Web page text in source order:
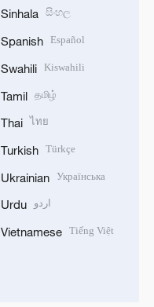
Sinhala සිංහල
Spanish Español
Swahili Kiswahili
Tamil தமிழ்
Thai ไทย
Turkish Türkçe
Ukrainian Українська
Urdu اردو
Vietnamese Tiếng Việt